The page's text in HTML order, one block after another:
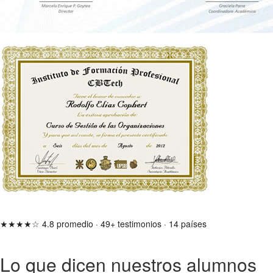
★★★★☆ 4.8 promedio · 49+ testimonios · 14 países
Lo que dicen nuestros alumnos